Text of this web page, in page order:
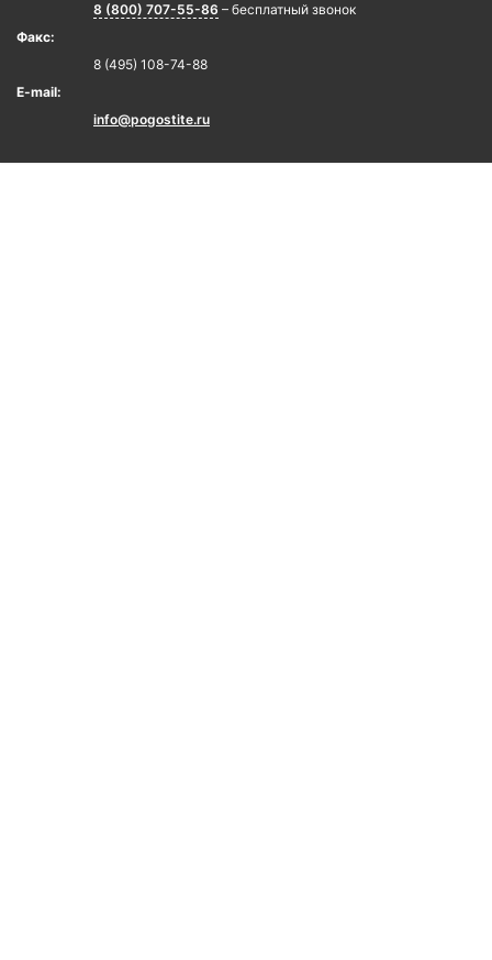
8 (800) 707-55-86 – бесплатный звонок
Факс:
8 (495) 108-74-88
E-mail:
info@pogostite.ru